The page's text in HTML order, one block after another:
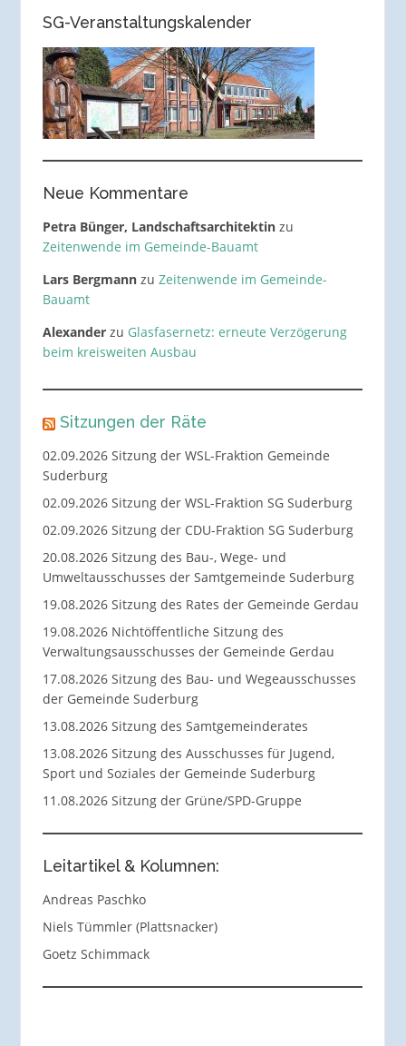
SG-Veranstaltungskalender
Neue Kommentare
Petra Bünger, Landschaftsarchitektinzu
Zeitenwende im Gemeinde-Bauamt
Lars Bergmannzu Zeitenwende im Gemeinde-
Bauamt
Alexanderzu Glasfasernetz: erneute Verzögerung
beim kreisweiten Ausbau
Sitzungen der Räte
02.09.2026 Sitzung der WSL-Fraktion Gemeinde
Suderburg
02.09.2026 Sitzung der WSL-Fraktion SG Suderburg
02.09.2026 Sitzung der CDU-Fraktion SG Suderburg
20.08.2026 Sitzung des Bau-, Wege- und
Umweltausschusses der Samtgemeinde Suderburg
19.08.2026 Sitzung des Rates der Gemeinde Gerdau
19.08.2026 Nichtöffentliche Sitzung des
Verwaltungsausschusses der Gemeinde Gerdau
17.08.2026 Sitzung des Bau- und Wegeausschusses
der Gemeinde Suderburg
13.08.2026 Sitzung des Samtgemeinderates
13.08.2026 Sitzung des Ausschusses für Jugend,
Sport und Soziales der Gemeinde Suderburg
11.08.2026 Sitzung der Grüne/SPD-Gruppe
Leitartikel & Kolumnen:
Andreas Paschko
Niels Tümmler (Plattsnacker)
Goetz Schimmack